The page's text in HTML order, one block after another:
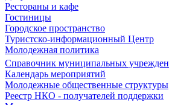
Рестораны и кафе
Гостиницы
Городское пространство
Туристско-информационный Центр
Молодежная политика
Справочник муниципальных
Календарь мероприятий
Молодежные общественные структуры
Реестр НКО - получателей поддержки